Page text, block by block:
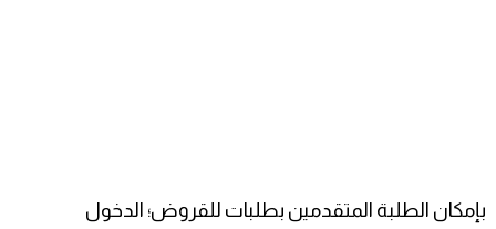
بإمكان الطلبة المتقدمين بطلبات للقروض؛ الدخول